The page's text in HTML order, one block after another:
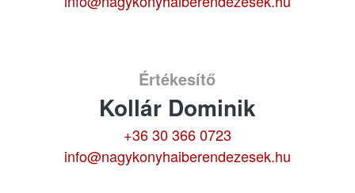
Értékesítő
Kollár Dominik
+36 30 366 0723
info@nagykonyhaiberendezesek.hu